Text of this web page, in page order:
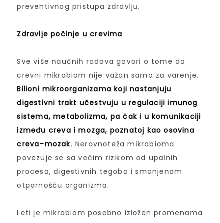
preventivnog pristupa zdravlju.
Zdravlje počinje u crevima
Sve više naučnih radova govori o tome da
crevni mikrobiom nije važan samo za varenje.
Bilioni mikroorganizama koji nastanjuju
digestivni trakt učestvuju u regulaciji imunog
sistema, metabolizma, pa čak i u komunikaciji
između creva i mozga, poznatoj kao osovina
creva–mozak. Neravnoteža mikrobioma
povezuje se sa većim rizikom od upalnih
procesa, digestivnih tegoba i smanjenom
otpornošću organizma.
Leti je mikrobiom posebno izložen promenama